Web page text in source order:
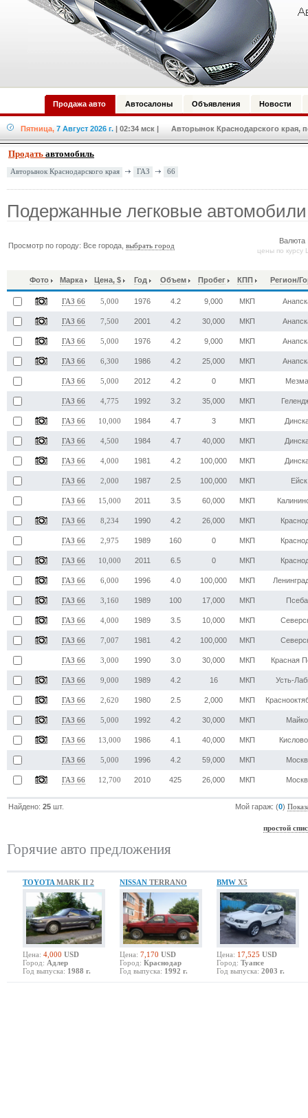
Продажа авто Автосалоны Объявления Новости
Пятница, 7 Август 2026 г. | 02:34 мск | Авторынок Краснодарского края,
Продать автомобиль
Авторынок Краснодарского края ГАЗ 66
Подержанные легковые
Просмотр по городу: Все города,выбрать город
цены по
Фото Марка Цена, $ Год Объем Пробег КПП Регион/
ГАЗ 66 5,000 1976 4.2 9,000 МКП
ГАЗ 66 7,500 2001 4.2 30,000 МКП
ГАЗ 66 5,000 1976 4.2 9,000 МКП
ГАЗ 66 6,300 1986 4.2 25,000 МКП
ГАЗ 66 5,000 2012 4.2 0 МКП
ГАЗ 66 4,775 1992 3.2 35,000 МКП
ГАЗ 66 10,000 1984 4.7 3 МКП
ГАЗ 66 4,500 1984 4.7 40,000 МКП
ГАЗ 66 4,000 1981 4.2 100,000 МКП
ГАЗ 66 2,000 1987 2.5 100,000 МКП Ейск
ГАЗ 66 15,000 2011 3.5 60,000 МКП
ГАЗ 66 8,234 1990 4.2 26,000 МКП
ГАЗ 66 2,975 1989 160 0 МКП
ГАЗ 66 10,000 2011 6.5 0 МКП
ГАЗ 66 6,000 1996 4.0 100,000 МКП
ГАЗ 66 3,160 1989 100 17,000 МКП
ГАЗ 66 4,000 1989 3.5 10,000 МКП
ГАЗ 66 7,007 1981 4.2 100,000 МКП
ГАЗ 66 3,000 1990 3.0 30,000 МКП Красная
ГАЗ 66 9,000 1989 4.2 16 МКП Усть-
ГАЗ 66 2,620 1980 2.5 2,000 МКП
ГАЗ 66 5,000 1992 4.2 30,000 МКП
ГАЗ 66 13,000 1986 4.1 40,000 МКП
ГАЗ 66 5,000 1996 4.2 59,000 МКП
ГАЗ 66 12,700 2010 425 26,000 МКП
Найдено:25 шт. Мой гараж: (0)
простой
Горячие авто предложения
TOYOTA MARK II 2
Цена: 4,000 USD
Город: Адлер
Год выпуска: 1988 г.
NISSAN TERRANO
Цена: 7,170 USD
Город: Краснодар
Год выпуска: 1992 г.
BMW X5
Цена: 17,525 USD
Город: Туапсе
Год выпуска: 2003 г.